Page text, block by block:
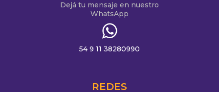
Dejá tu mensaje en nuestro
WhatsApp
54 9 11 38280990
REDES